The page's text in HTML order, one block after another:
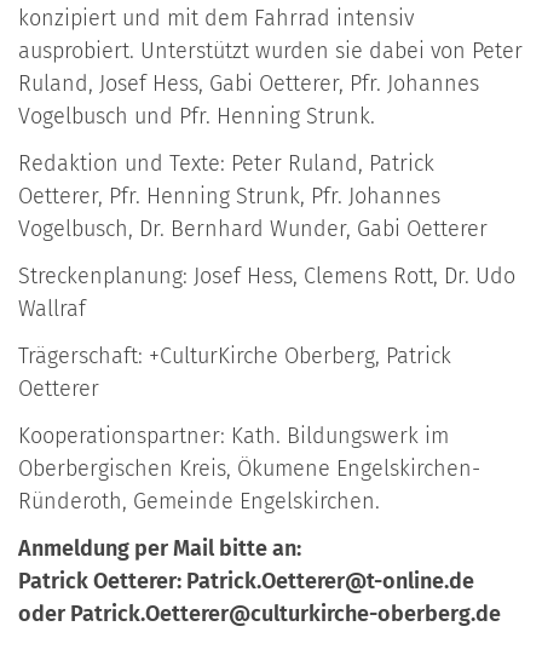
konzipiert und mit dem Fahrrad intensiv
ausprobiert. Unterstützt wurden sie dabei von Peter
Ruland, Josef Hess, Gabi Oetterer, Pfr. Johannes
Vogelbusch und Pfr. Henning Strunk.
Redaktion und Texte: Peter Ruland, Patrick
Oetterer, Pfr. Henning Strunk, Pfr. Johannes
Vogelbusch, Dr. Bernhard Wunder, Gabi Oetterer
Streckenplanung: Josef Hess, Clemens Rott, Dr. Udo
Wallraf
Trägerschaft: +CulturKirche Oberberg, Patrick
Oetterer
Kooperationspartner: Kath. Bildungswerk im
Oberbergischen Kreis, Ökumene Engelskirchen-
Ründeroth, Gemeinde Engelskirchen.
Anmeldung per Mail bitte an:
Patrick Oetterer: Patrick.Oetterer@t-online.de
oder Patrick.Oetterer@culturkirche-oberberg.de